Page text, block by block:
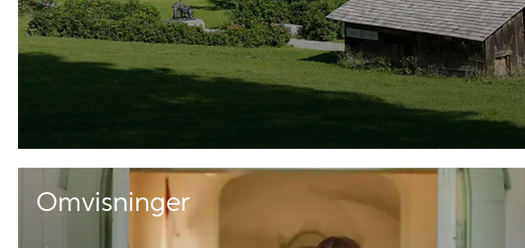
Omvisninger